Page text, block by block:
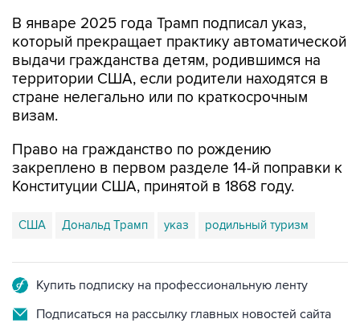
В январе 2025 года Трамп подписал указ,
который прекращает практику автоматической
выдачи гражданства детям, родившимся на
территории США, если родители находятся в
стране нелегально или по краткосрочным
визам.
Право на гражданство по рождению
закреплено в первом разделе 14-й поправки к
Конституции США, принятой в 1868 году.
США Дональд Трамп указ родильный туризм
Купить подписку на профессиональную ленту
Подписаться на рассылку главных новостей сайта